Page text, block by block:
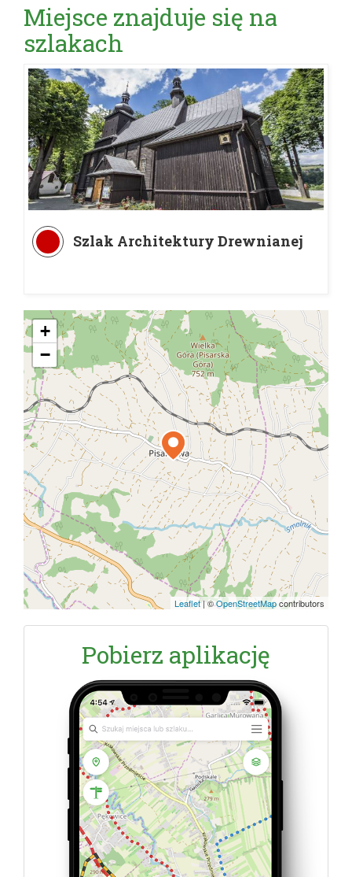
Miejsce znajduje się na
szlakach
Szlak Architektury Drewnianej
+
−
Leaflet|©OpenStreetMapcontributors
Pobierz aplikację